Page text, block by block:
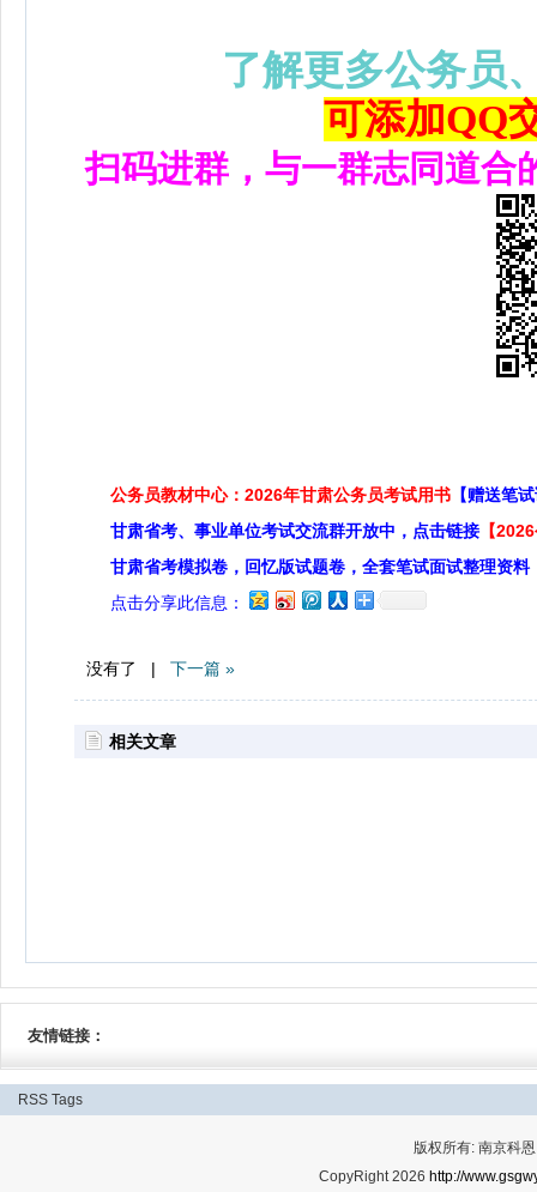
了解更多公务员
可添加QQ
扫码进群，与一群志同道合
公务员教材中心：2026年甘肃公务员考试用书 【赠送笔
甘肃省考、事业单位考试交流群开放中，点击链接 【
甘肃省考模拟卷，回忆版试题卷，全套笔试面试整理资料
点击分享此信息：
没有了 | 下一篇 »
相关文章
友情链接：
RSS Tags
版权所有: 南京科
CopyRight 2026 http://